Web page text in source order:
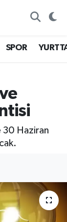
SPOR
30 Haziran